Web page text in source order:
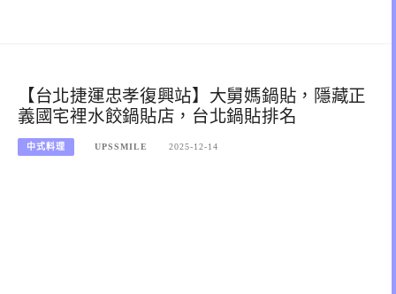
【台北捷運忠孝復興站】大舅媽鍋貼，隱藏正
義國宅裡水餃鍋貼店，台北鍋貼排名
中式料理 UPSSMILE 2025-12-14